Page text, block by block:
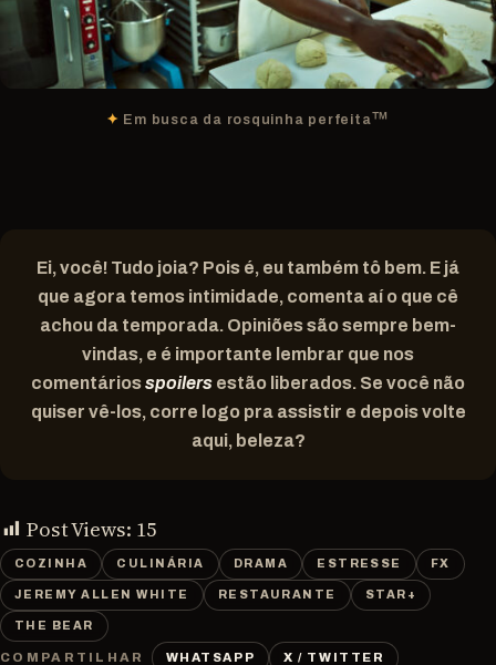
Em busca da rosquinha perfeita™
Ei, você! Tudo joia? Pois é, eu também tô bem. E já
que agora temos intimidade, comenta aí o que cê
achou da temporada. Opiniões são sempre bem-
vindas, e é importante lembrar que nos
comentáriosspoilers estão liberados. Se você não
quiser vê-los, corre logo pra assistir e depois volte
aqui, beleza?
Post Views: 15
COZINHA CULINÁRIA DRAMA ESTRESSE FX
JEREMY ALLEN WHITE RESTAURANTE STAR+
THE BEAR
COMPARTILHAR WHATSAPP X / TWITTER